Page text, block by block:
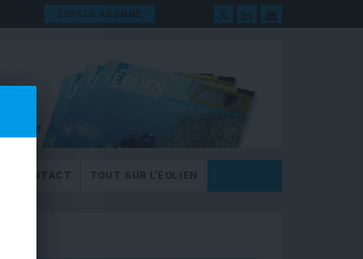
ESPACE ABONNÉ
CONTACT TOUT SUR L’ÉOLIEN